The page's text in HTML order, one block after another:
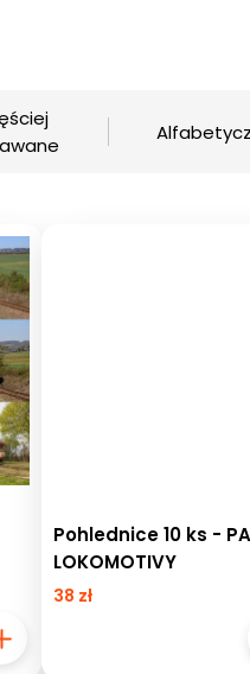
Pohlednice 10 ks -
LOKOMOTIVY
38 zł